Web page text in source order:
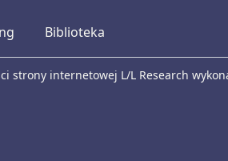
Biblioteka
strony internetowej L/L Research